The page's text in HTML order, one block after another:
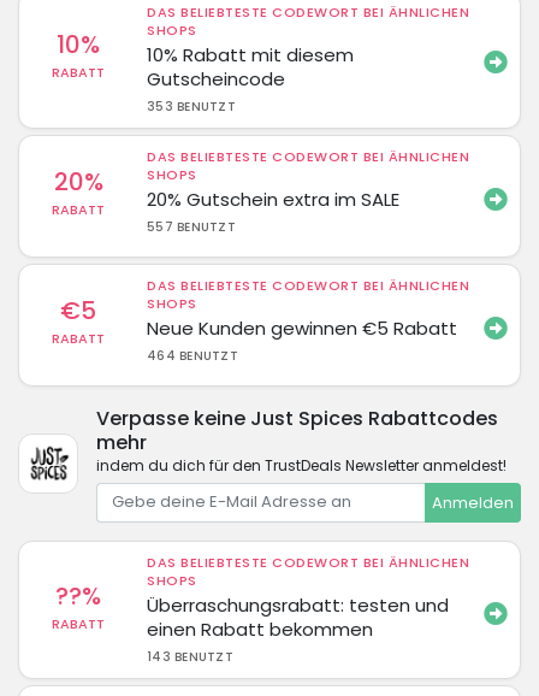
10%
RABATT
DAS BELIEBTESTE CODEWORT BEI ÄHNLICHEN
SHOPS
10% Rabatt mit diesem
Gutscheincode
353 BENUTZT
20%
RABATT
DAS BELIEBTESTE CODEWORT BEI ÄHNLICHEN
SHOPS
20% Gutschein extra im SALE
557 BENUTZT
€5
RABATT
DAS BELIEBTESTE CODEWORT BEI ÄHNLICHEN
SHOPS
Neue Kunden gewinnen €5 Rabatt
464 BENUTZT
Verpasse keine Just Spices Rabattcodes
mehr
indem du dich für den TrustDeals Newsletter anmeldest!
Anmelden
??%
RABATT
DAS BELIEBTESTE CODEWORT BEI ÄHNLICHEN
SHOPS
Überraschungsrabatt: testen und
einen Rabatt bekommen
143 BENUTZT